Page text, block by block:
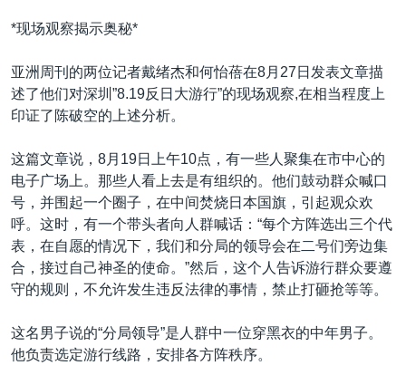
*现场观察揭示奥秘*
亚洲周刊的两位记者戴绪杰和何怡蓓在8月27日发表文章描
述了他们对深圳”8.19反日大游行”的现场观察,在相当程度上
印证了陈破空的上述分析。
这篇文章说，8月19日上午10点，有一些人聚集在市中心的
电子广场上。那些人看上去是有组织的。他们鼓动群众喊口
号，并围起一个圈子，在中间焚烧日本国旗，引起观众欢
呼。这时，有一个带头者向人群喊话：“每个方阵选出三个代
表，在自愿的情况下，我们和分局的领导会在二号们旁边集
合，接过自己神圣的使命。”然后，这个人告诉游行群众要遵
守的规则，不允许发生违反法律的事情，禁止打砸抢等等。
这名男子说的“分局领导”是人群中一位穿黑衣的中年男子。
他负责选定游行线路，安排各方阵秩序。